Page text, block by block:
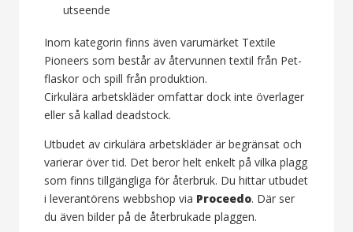
utseende
Inom kategorin finns även varumärket Textile
Pioneers som består av återvunnen textil från Pet-
flaskor och spill från produktion.
Cirkulära arbetskläder omfattar dock inte överlager
eller så kallad deadstock.
Utbudet av cirkulära arbetskläder är begränsat och
varierar över tid. Det beror helt enkelt på vilka plagg
som finns tillgängliga för återbruk. Du hittar utbudet
i leverantörens webbshop via Proceedo. Där ser
du även bilder på de återbrukade plaggen.